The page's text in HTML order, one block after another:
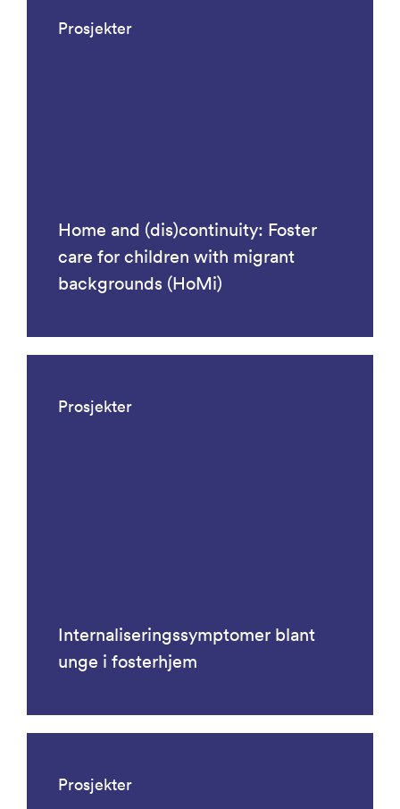
Prosjekter
Home and (dis)continuity: Foster
care for children with migrant
backgrounds (HoMi)
Prosjekter
Internaliseringssymptomer blant
unge i fosterhjem
Prosjekter